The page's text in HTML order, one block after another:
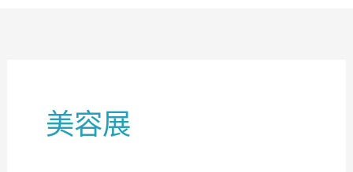
美容展